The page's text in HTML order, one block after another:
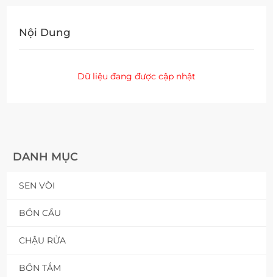
DANH MỤC
SEN VÒI
BỒN CẦU
CHẬU RỬA
BỒN TẮM
Nội Dung
Dữ liệu đang được cập nhật